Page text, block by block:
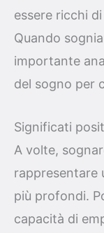
essere ricchi
Quando
importante
del sogno per
Significati
A volte,
rappresentare
più profondi.
capacità di